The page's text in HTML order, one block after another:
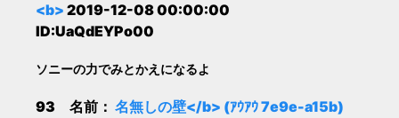
<b> 2019-12-08 00:00:00
ID:UaQdEYPo00
ソニーの力でみとかえになるよ
93 名前： 名無しの壁</b> (ｱｳｱｳ 7e9e-a15b)